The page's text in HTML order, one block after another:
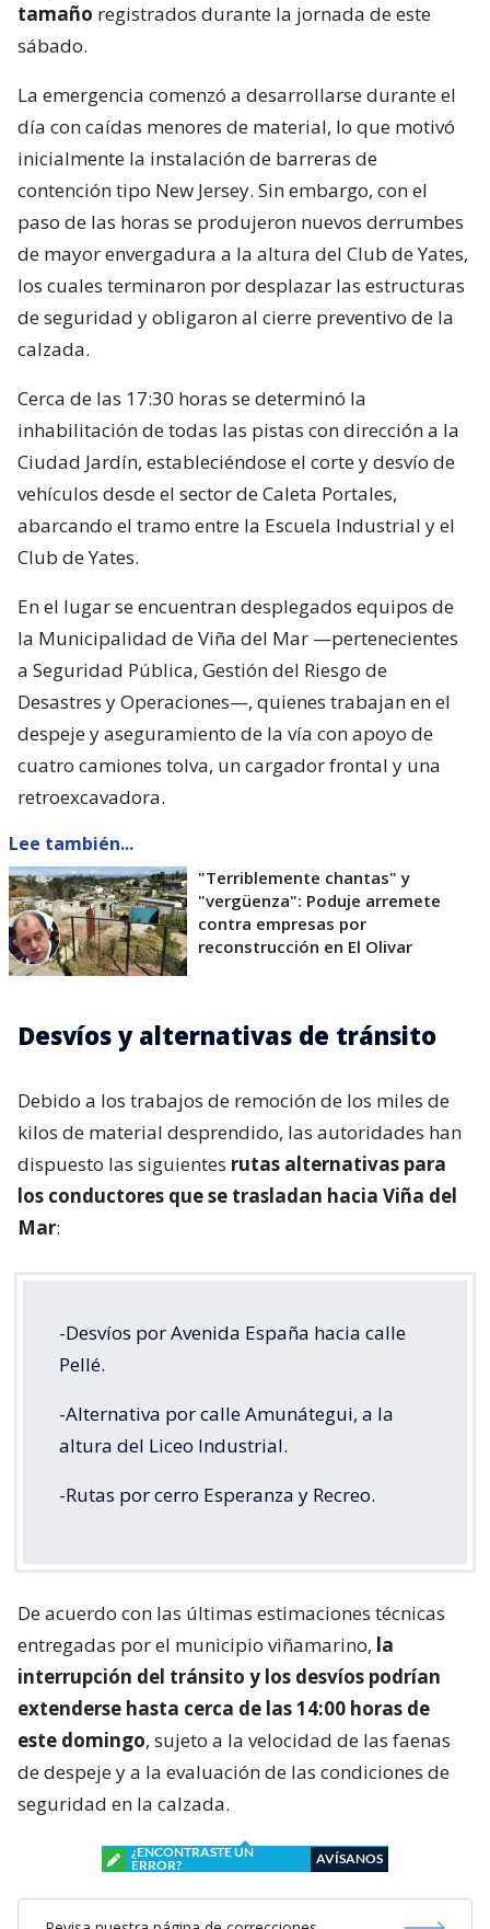
tamaño registrados durante la jornada de este
sábado.
La emergencia comenzó a desarrollarse durante el
día con caídas menores de material, lo que motivó
inicialmente la instalación de barreras de
contención tipo New Jersey. Sin embargo, con el
paso de las horas se produjeron nuevos derrumbes
de mayor envergadura a la altura del Club de Yates,
los cuales terminaron por desplazar las estructuras
de seguridad y obligaron al cierre preventivo de la
calzada.
Cerca de las 17:30 horas se determinó la
inhabilitación de todas las pistas con dirección a la
Ciudad Jardín, estableciéndose el corte y desvío de
vehículos desde el sector de Caleta Portales,
abarcando el tramo entre la Escuela Industrial y el
Club de Yates.
En el lugar se encuentran desplegados equipos de
la Municipalidad de Viña del Mar —pertenecientes
a Seguridad Pública, Gestión del Riesgo de
Desastres y Operaciones—, quienes trabajan en el
despeje y aseguramiento de la vía con apoyo de
cuatro camiones tolva, un cargador frontal y una
retroexcavadora.
Lee también...
"Terriblemente chantas" y
"vergüenza": Poduje arremete
contra empresas por
reconstrucción en El Olivar
Desvíos y alternativas de tránsito
Debido a los trabajos de remoción de los miles de
kilos de material desprendido, las autoridades han
dispuesto las siguientes rutas alternativas para
los conductores que se trasladan hacia Viña del
Mar:
-Desvíos por Avenida España hacia calle
Pellé.
-Alternativa por calle Amunátegui, a la
altura del Liceo Industrial.
-Rutas por cerro Esperanza y Recreo.
De acuerdo con las últimas estimaciones técnicas
entregadas por el municipio viñamarino, la
interrupción del tránsito y los desvíos podrían
extenderse hasta cerca de las 14:00 horas de
este domingo, sujeto a la velocidad de las faenas
de despeje y a la evaluación de las condiciones de
seguridad en la calzada.
¿ENCONTRASTE UN
ERROR?
AVÍSANOS